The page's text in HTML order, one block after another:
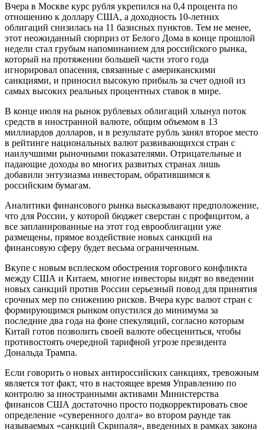
Вчера в Москве курс рубля укрепился на 0,4 процента по
отношению к доллару США, а доходность 10-летних
облигаций снизилась на 11 базисных пунктов. Тем не менее,
этот неожиданный сюрприз от Белого Дома в конце прошлой
недели стал грубым напоминанием для российского рынка,
который на протяжении большей части этого года
игнорировал опасения, связанные с американскими
санкциями, и приносил высокую прибыль за счет одной из
самых высоких реальных процентных ставок в мире.
В конце июля на рынок рублевых облигаций хлынул поток
средств в иностранной валюте, общим объемом в 13
миллиардов долларов, и в результате рубль занял второе место
в рейтинге национальных валют развивающихся стран с
наилучшими рыночными показателями. Отрицательные и
падающие доходы во многих развитых странах лишь
добавили энтузиазма инвесторам, обратившимся к
российским бумагам.
Аналитики финансового рынка высказывают предположение,
что для России, у которой бюджет сверстан с профицитом, а
все запланированные на этот год еврооблигации уже
размещены, прямое воздействие новых санкций на
финансовую сферу будет весьма ограниченным.
Вкупе с новым всплеском обострения торгового конфликта
между США и Китаем, многие инвесторы видят во введении
новых санкций против России серьезный повод для принятия
срочных мер по снижению рисков. Вчера курс валют стран с
формирующимся рынком опустился до минимума за
последние два года на фоне спекуляций, согласно которым
Китай готов позволить своей валюте обесцениться, чтобы
противостоять очередной тарифной угрозе президента
Дональда Трампа.
Если говорить о новых антироссийских санкциях, тревожным
является тот факт, что в настоящее время Управлению по
контролю за иностранными активами Министерства
финансов США достаточно просто подкорректировать свое
определение «суверенного долга» во втором раунде так
называемых «санкций Скрипаля», введенных в рамках закона